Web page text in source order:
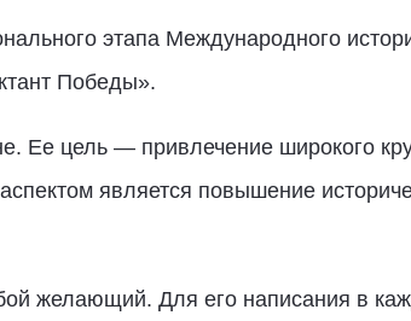
этапа Международного
Победы».
Ее цель — привлечение широкого
является повышение
желающий. Для его написания в